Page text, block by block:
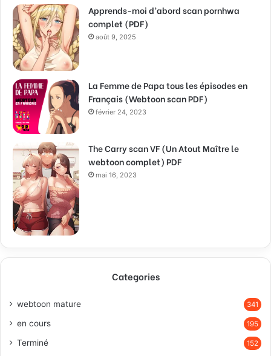
Apprends-moi d’abord scan pornhwa
complet (PDF)
août 9, 2025
La Femme de Papa tous les épisodes en
Français (Webtoon scan PDF)
février 24, 2023
The Carry scan VF (Un Atout Maître le
webtoon complet) PDF
mai 16, 2023
Categories
webtoon mature 341
en cours 195
Terminé 152